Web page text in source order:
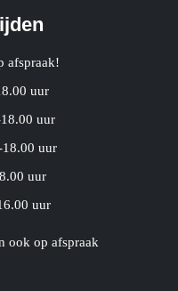
afspraak!
uur
uur
uur
uur
uur
ook op afspraak